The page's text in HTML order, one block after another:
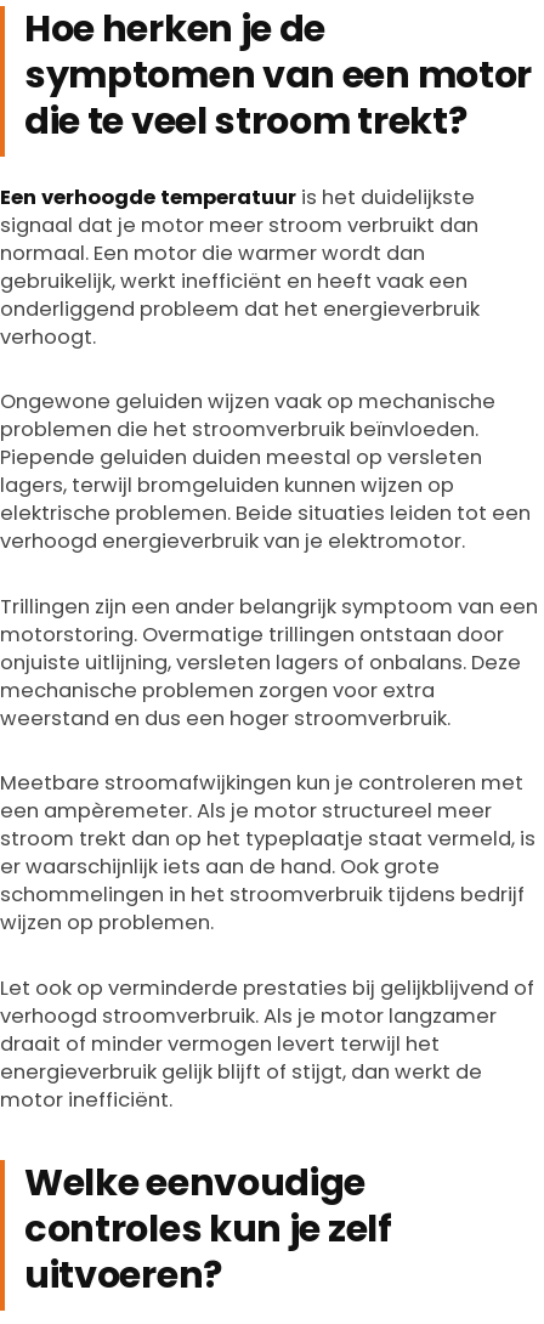
Hoe herken je de
symptomen van een motor
die te veel stroom trekt?
Een verhoogde temperatuur is het duidelijkste
signaal dat je motor meer stroom verbruikt dan
normaal. Een motor die warmer wordt dan
gebruikelijk, werkt inefficiënt en heeft vaak een
onderliggend probleem dat het energieverbruik
verhoogt.
Ongewone geluiden wijzen vaak op mechanische
problemen die het stroomverbruik beïnvloeden.
Piepende geluiden duiden meestal op versleten
lagers, terwijl bromgeluiden kunnen wijzen op
elektrische problemen. Beide situaties leiden tot een
verhoogd energieverbruik van je elektromotor.
Trillingen zijn een ander belangrijk symptoom van een
motorstoring. Overmatige trillingen ontstaan door
onjuiste uitlijning, versleten lagers of onbalans. Deze
mechanische problemen zorgen voor extra
weerstand en dus een hoger stroomverbruik.
Meetbare stroomafwijkingen kun je controleren met
een ampèremeter. Als je motor structureel meer
stroom trekt dan op het typeplaatje staat vermeld, is
er waarschijnlijk iets aan de hand. Ook grote
schommelingen in het stroomverbruik tijdens bedrijf
wijzen op problemen.
Let ook op verminderde prestaties bij gelijkblijvend of
verhoogd stroomverbruik. Als je motor langzamer
draait of minder vermogen levert terwijl het
energieverbruik gelijk blijft of stijgt, dan werkt de
motor inefficiënt.
Welke eenvoudige
controles kun je zelf
uitvoeren?